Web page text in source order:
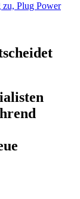
zu, Plug Power